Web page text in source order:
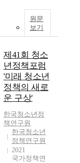
원문
보기
제41회 청소
년정책포럼
'미래 청소년
정책의 새로
운 구상'
한국청소년정
책연구원
한국청소년
정책연구원
2021
국가정책연